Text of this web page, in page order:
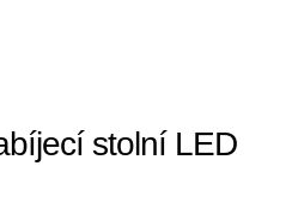
stolní LED